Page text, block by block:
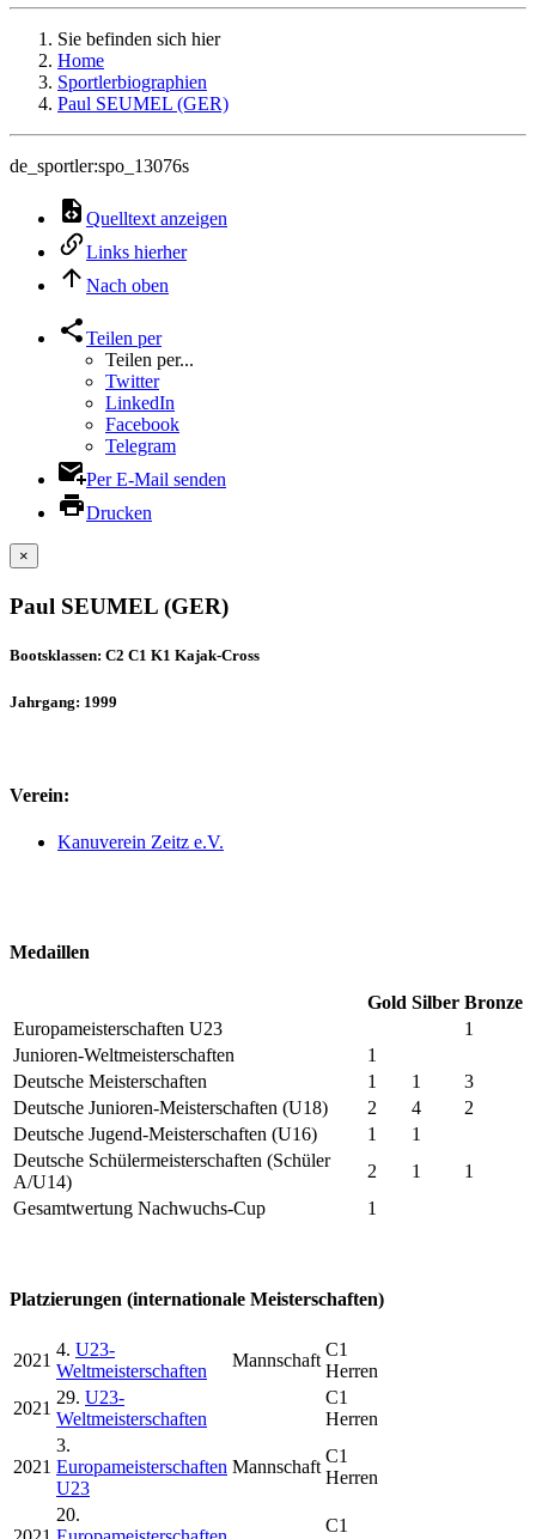
Sie befinden sich hier
Home
Sportlerbiographien
Paul SEUMEL (GER)
de_sportler:spo_13076s
Quelltext anzeigen
Links hierher
Nach oben
Teilen per
Teilen per...
Twitter
LinkedIn
Facebook
Telegram
Per E-Mail senden
Drucken
×
Paul SEUMEL (GER)
Bootsklassen: C2 C1 K1 Kajak-Cross
Jahrgang: 1999
Verein:
Kanuverein Zeitz e.V.
Medaillen
Gold Silber Bronze
Europameisterschaften U23
1
Junioren-Weltmeisterschaften
1
Deutsche Meisterschaften
1 1
3
Deutsche Junioren-Meisterschaften (U18)
2 4
2
Deutsche Jugend-Meisterschaften (U16)
1
1
Deutsche Schülermeisterschaften (Schüler
A/U14)
2 1
1
Gesamtwertung Nachwuchs-Cup
1
Platzierungen (internationale Meisterschaften)
2021
4. U23-
Weltmeisterschaften
Mannschaft
C1
Herren
2021
29. U23-
Weltmeisterschaften
C1
Herren
2021
3.
Europameisterschaften
U23
Mannschaft
C1
Herren
20.
C1